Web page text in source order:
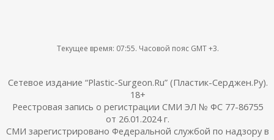
Текущее время: 07:55. Часовой пояс GMT +3.
Сетевое издание “Plastic-Surgeon.Ru” (Пластик-Серджен.Ру).
18+
Реестровая запись о регистрации СМИ ЭЛ № ФС 77-86755
от 26.01.2024 г.
СМИ зарегистрировано Федеральной службой по надзору в